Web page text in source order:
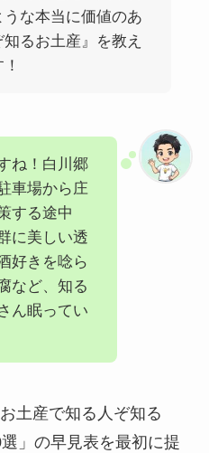
な本当に価値のあ
るお土産』を教え
ね！白川郷
車場から庄
する途中
に美しい透
好きを唸ら
など、知る
ん眠ってい
土産で知る人ぞ知る
」の早見表を最初に提